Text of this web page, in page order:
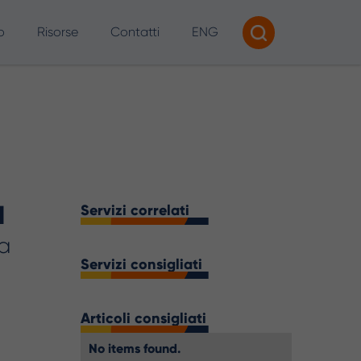
Risorse Contatti ENG
Servizi correlati
Servizi consigliati
Articoli consigliati
No items found.